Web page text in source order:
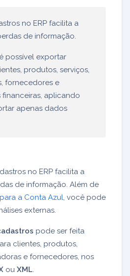
no ERP facilita a
de informação.
possível exportar
produtos, serviços,
fornecedores e
financeiras, aplicando
apenas dados
no ERP facilita a
de informação. Além de
a Conta Azul , você pode
externas.
pode ser feita
clientes, produtos,
e fornecedores, nos
ou XML